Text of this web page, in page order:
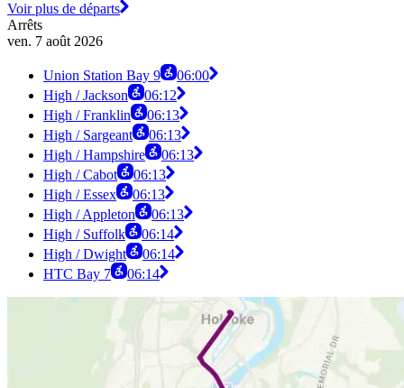
Voir plus de départs
Arrêts
ven. 7 août 2026
Union Station Bay 9
06:00
High / Jackson
06:12
High / Franklin
06:13
High / Sargeant
06:13
High / Hampshire
06:13
High / Cabot
06:13
High / Essex
06:13
High / Appleton
06:13
High / Suffolk
06:14
High / Dwight
06:14
HTC Bay 7
06:14